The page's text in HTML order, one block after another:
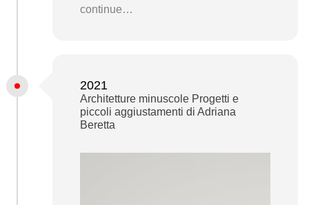
continue…
2021
Architetture minuscole Progetti e
piccoli aggiustamenti di Adriana
Beretta